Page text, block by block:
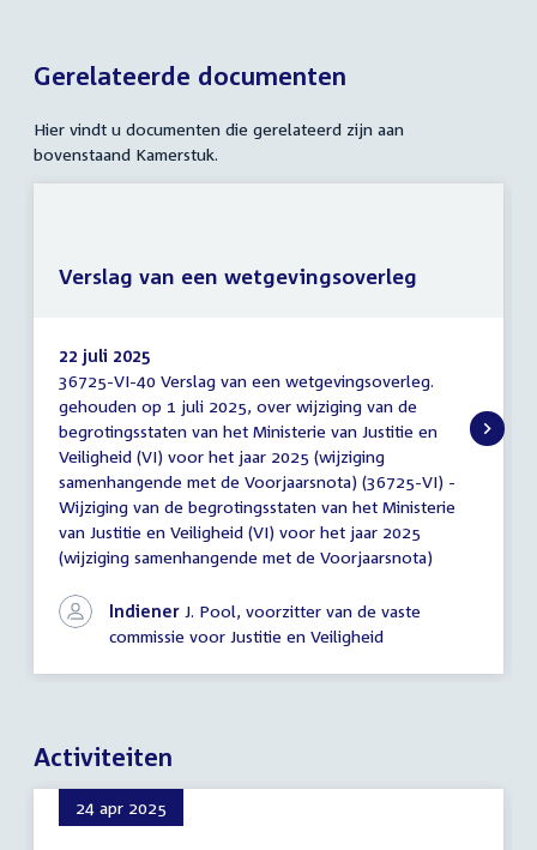
Gerelateerde documenten
Hier vindt u documenten die gerelateerd zijn aan
bovenstaand Kamerstuk.
Verslag
van
een
wetgevingsoverleg
22 juli 2025
36725-VI-40 Verslag van een wetgevingsoverleg.
gehouden op 1 juli 2025, over wijziging van de
begrotingsstaten van het Ministerie van Justitie en
Veiligheid (VI) voor het jaar 2025 (wijziging
samenhangende met de Voorjaarsnota) (36725-VI) -
Wijziging van de begrotingsstaten van het Ministerie
van Justitie en Veiligheid (VI) voor het jaar 2025
(wijziging samenhangende met de Voorjaarsnota)
Indiener J. Pool, voorzitter van de vaste
commissie voor Justitie en Veiligheid
Verslag van een wetgevingsoverleg
Activiteiten
24 apr 2025